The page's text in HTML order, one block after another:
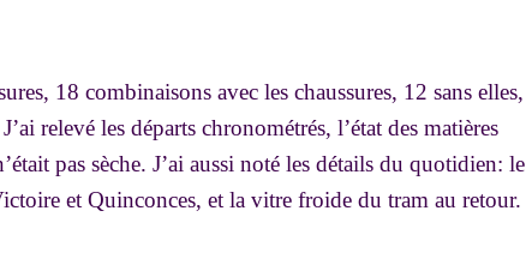
18 combinaisons avec les chaussures, 12 sans elles,
relevé les départs chronométrés, l’état des matières
pas sèche. J’ai aussi noté les détails du quotidien: le
et Quinconces, et la vitre froide du tram au retour.